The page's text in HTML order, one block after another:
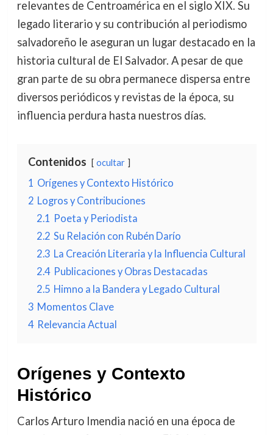
relevantes de Centroamérica en el siglo XIX. Su
legado literario y su contribución al periodismo
salvadoreño le aseguran un lugar destacado en la
historia cultural de El Salvador. A pesar de que
gran parte de su obra permanece dispersa entre
diversos periódicos y revistas de la época, su
influencia perdura hasta nuestros días.
Contenidos ocultar
1 Orígenes y Contexto Histórico
2 Logros y Contribuciones
2.1 Poeta y Periodista
2.2 Su Relación con Rubén Darío
2.3 La Creación Literaria y la Influencia Cultural
2.4 Publicaciones y Obras Destacadas
2.5 Himno a la Bandera y Legado Cultural
3 Momentos Clave
4 Relevancia Actual
Orígenes y Contexto
Histórico
Carlos Arturo Imendia nació en una época de